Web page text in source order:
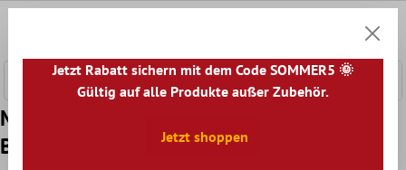
Muster von Vinylboden Klicksystem Tinadia
Beige 17,2x121cm
Jetzt Rabatt sichern mit dem Code SOMMER5 🌞
Gültig auf alle Produkte außer Zubehör.
Jetzt shoppen